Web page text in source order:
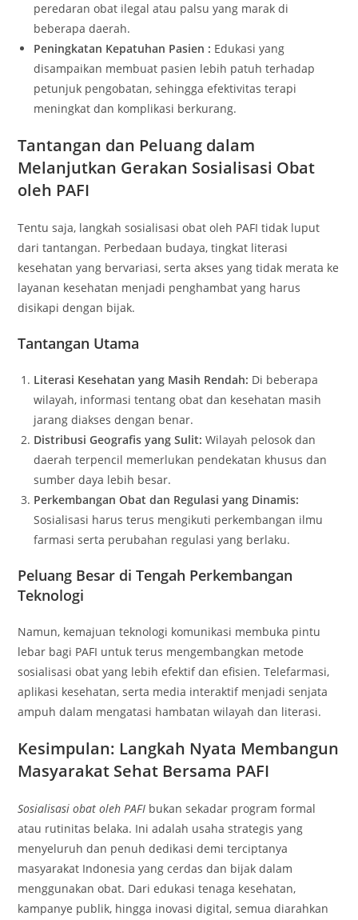
peredaran obat ilegal atau palsu yang marak di
beberapa daerah.
Peningkatan Kepatuhan Pasien : Edukasi yang
disampaikan membuat pasien lebih patuh terhadap
petunjuk pengobatan, sehingga efektivitas terapi
meningkat dan komplikasi berkurang.
Tantangan dan Peluang dalam
Melanjutkan Gerakan Sosialisasi Obat
oleh PAFI
Tentu saja, langkah sosialisasi obat oleh PAFI tidak luput
dari tantangan. Perbedaan budaya, tingkat literasi
kesehatan yang bervariasi, serta akses yang tidak merata ke
layanan kesehatan menjadi penghambat yang harus
disikapi dengan bijak.
Tantangan Utama
Literasi Kesehatan yang Masih Rendah: Di beberapa
wilayah, informasi tentang obat dan kesehatan masih
jarang diakses dengan benar.
Distribusi Geografis yang Sulit: Wilayah pelosok dan
daerah terpencil memerlukan pendekatan khusus dan
sumber daya lebih besar.
Perkembangan Obat dan Regulasi yang Dinamis:
Sosialisasi harus terus mengikuti perkembangan ilmu
farmasi serta perubahan regulasi yang berlaku.
Peluang Besar di Tengah Perkembangan
Teknologi
Namun, kemajuan teknologi komunikasi membuka pintu
lebar bagi PAFI untuk terus mengembangkan metode
sosialisasi obat yang lebih efektif dan efisien. Telefarmasi,
aplikasi kesehatan, serta media interaktif menjadi senjata
ampuh dalam mengatasi hambatan wilayah dan literasi.
Kesimpulan: Langkah Nyata Membangun
Masyarakat Sehat Bersama PAFI
Sosialisasi obat oleh PAFI bukan sekadar program formal
atau rutinitas belaka. Ini adalah usaha strategis yang
menyeluruh dan penuh dedikasi demi terciptanya
masyarakat Indonesia yang cerdas dan bijak dalam
menggunakan obat. Dari edukasi tenaga kesehatan,
kampanye publik, hingga inovasi digital, semua diarahkan